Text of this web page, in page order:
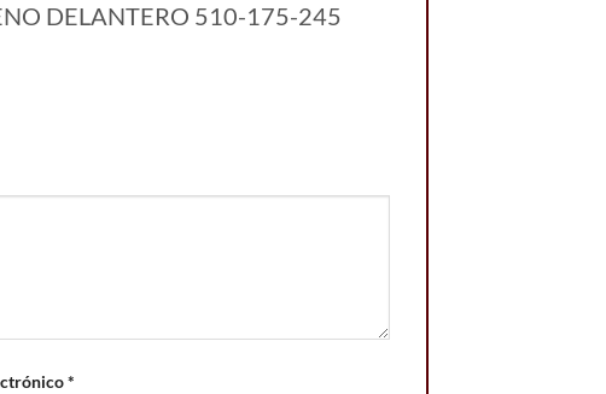
DELANTERO 510-175-245
*